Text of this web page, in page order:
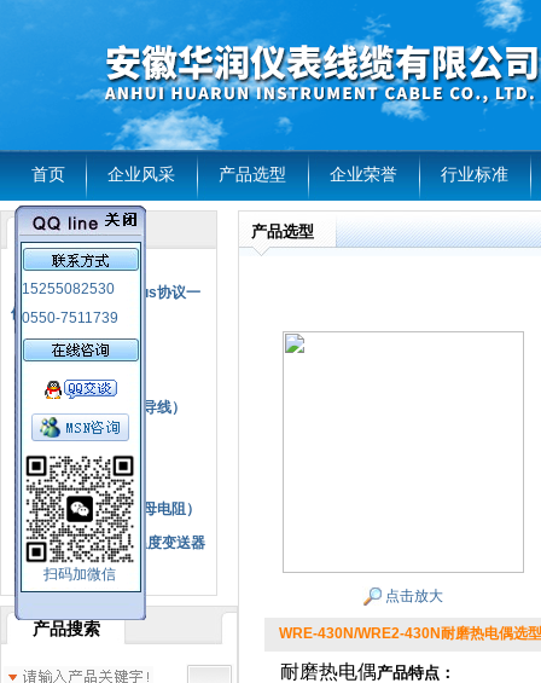
首页 企业风采 产品选型 企业荣誉 行业标准
15255082530
0550-7511739
扫码加微信
产品列表
风电温度传感器
RS485通讯modbus协议一
体化现场智能仪表
热电偶
热电偶补偿电缆（导线）
振动传感器
热电阻
铂热电阻元件（云母电阻）
SBW系列一体化温度变送器
双金属温度计
产品搜索
产品选型
点击放大
WRE-430N/WRE2-430N耐磨热电偶选型
耐磨热电偶产品特点：